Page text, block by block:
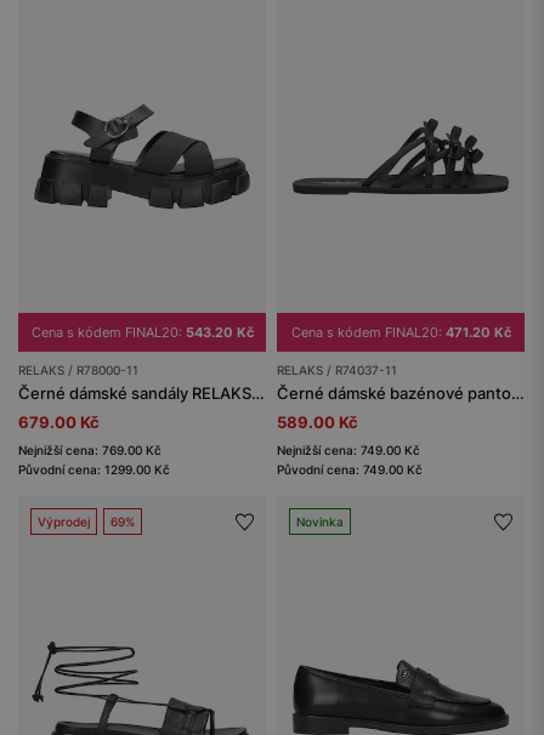
Cena s kódem FINAL20: 543.20 Kč
RELAKS / R78000-11
Černé dámské sandály RELAKS na masivní podrážce
679.00 Kč
Nejnižší cena: 769.00 Kč
Původní cena: 1299.00 Kč
Cena s kódem FINAL20: 471.20 Kč
RELAKS / R74037-11
Černé dámské bazénové pantofle RELAKS s mašličkami
589.00 Kč
Nejnižší cena: 749.00 Kč
Původní cena: 749.00 Kč
Výprodej 69% Novinka